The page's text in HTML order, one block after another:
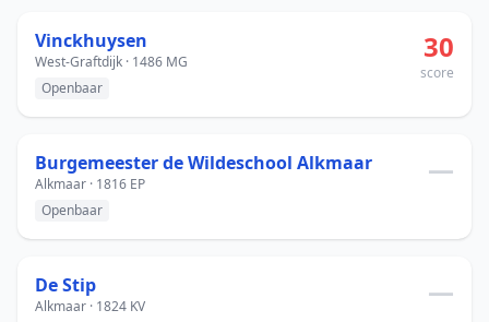
Vinckhuysen
West-Graftdijk · 1486 MG
Openbaar
30
score
Burgemeester de Wildeschool Alkmaar
Alkmaar · 1816 EP
Openbaar
—
De Stip
Alkmaar · 1824 KV
—